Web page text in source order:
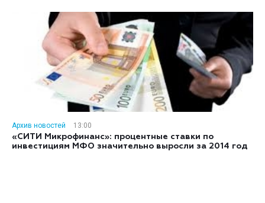
Архив новостей
13:00
«СИТИ Микрофинанс»: процентные ставки по
инвестициям МФО значительно выросли за 2014 год